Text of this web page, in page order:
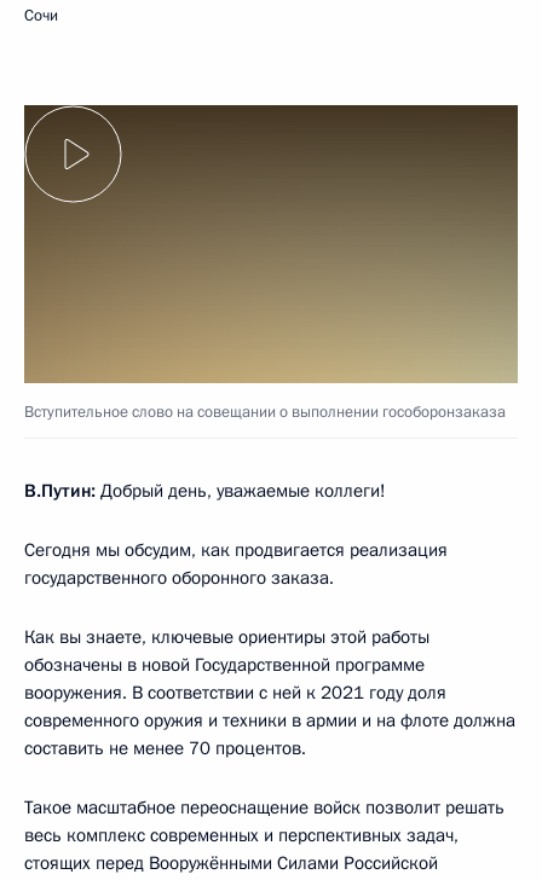
Сочи
Вступительное слово на совещании о выполнении гособоронзаказа
В.Путин: Добрый день, уважаемые коллеги!
Сегодня мы обсудим, как продвигается реализация
государственного оборонного заказа.
Как вы знаете, ключевые ориентиры этой работы
обозначены в новой Государственной программе
вооружения. В соответствии с ней к 2021 году доля
современного оружия и техники в армии и на флоте должна
составить не менее 70 процентов.
Такое масштабное переоснащение войск позволит решать
весь комплекс современных и перспективных задач,
стоящих перед Вооружёнными Силами Российской